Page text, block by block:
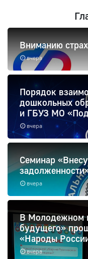
вчера
Вниманию
вчера
Порядок
дошкольных
и ГБУЗ МО
вчера
Семинар
вчера
В Молодежном
будущего»
«Народы